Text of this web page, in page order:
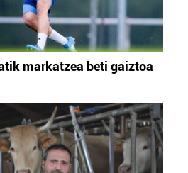
markatzea beti gaiztoa